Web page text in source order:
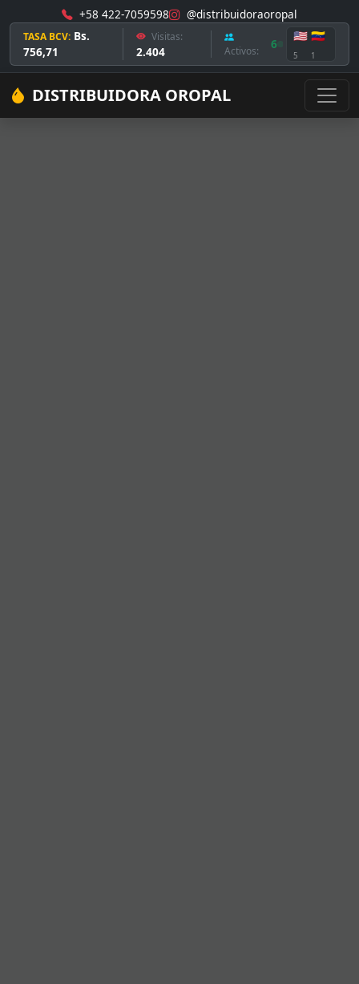
+58 422-7059598 @distribuidoraoropal
TASA BCV: Bs.
756,71
Visitas:
2.404 Activos: 6
🇺🇸
5
🇻🇪
1
DISTRIBUIDORA OROPAL